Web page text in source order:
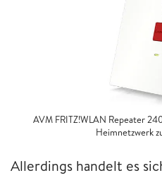
AVM FRITZ!WLAN Repeater
Heimnetzwerk
Allerdings handelt es